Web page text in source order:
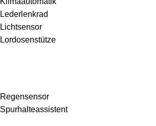
Lederlenkrad
Lichtsensor
Lordosenstütze
Regensensor
Spurhalteassistent